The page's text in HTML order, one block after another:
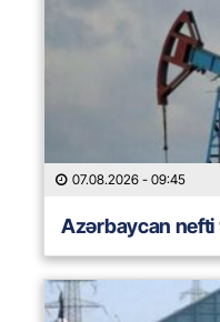
07.08.2026 - 09:45
Azərbaycan nefti